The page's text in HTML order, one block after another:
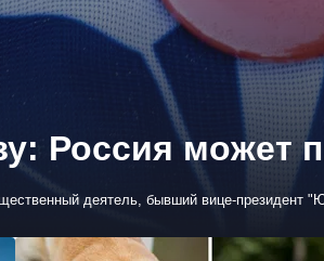
Россия может
деятель, бывший вице-президент